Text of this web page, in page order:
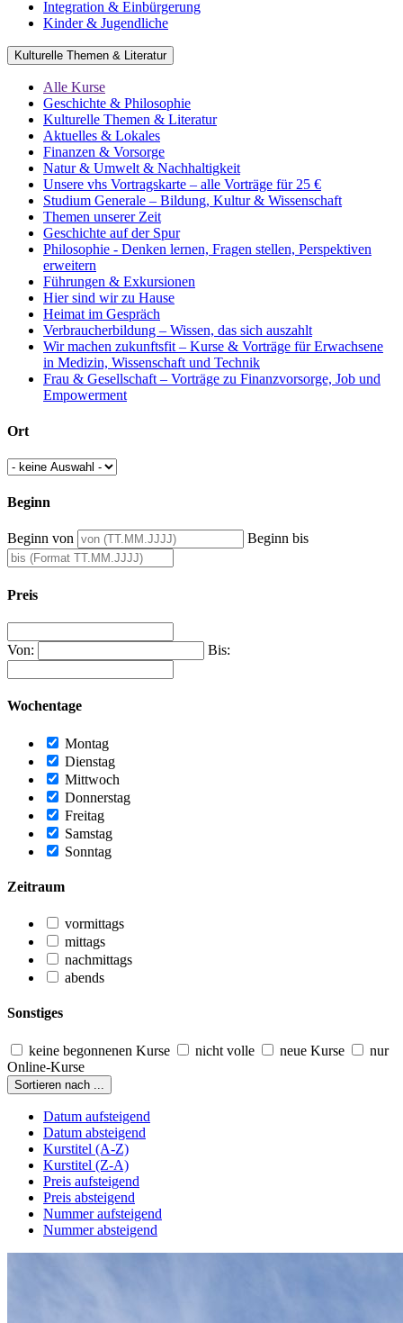
Integration & Einbürgerung
Kinder & Jugendliche
Kulturelle Themen & Literatur
Alle Kurse
Geschichte & Philosophie
Kulturelle Themen & Literatur
Aktuelles & Lokales
Finanzen & Vorsorge
Natur & Umwelt & Nachhaltigkeit
Unsere vhs Vortragskarte – alle Vorträge für 25 €
Studium Generale – Bildung, Kultur & Wissenschaft
Themen unserer Zeit
Geschichte auf der Spur
Philosophie - Denken lernen, Fragen stellen, Perspektiven
erweitern
Führungen & Exkursionen
Hier sind wir zu Hause
Heimat im Gespräch
Verbraucherbildung – Wissen, das sich auszahlt
Wir machen zukunftsfit – Kurse & Vorträge für Erwachsene
in Medizin, Wissenschaft und Technik
Frau & Gesellschaft – Vorträge zu Finanzvorsorge, Job und
Empowerment
Ort
Beginn
Beginn von Beginn bis
Preis
Von: Bis:
Wochentage
Montag
Dienstag
Mittwoch
Donnerstag
Freitag
Samstag
Sonntag
Zeitraum
vormittags
mittags
nachmittags
abends
Sonstiges
keine begonnenen Kurse nicht volle neue Kurse
nur
Online-Kurse
Sortieren nach ...
Datum aufsteigend
Datum absteigend
Kurstitel (A-Z)
Kurstitel (Z-A)
Preis aufsteigend
Preis absteigend
Nummer aufsteigend
Nummer absteigend